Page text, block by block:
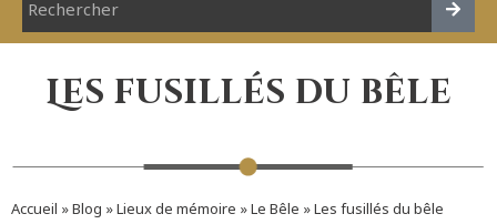
Les fusillés du bêle
Accueil »Blog »Lieux de mémoire »Le Bêle »Les fusillés du bêle